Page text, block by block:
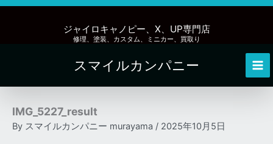
内
ッ
ジャイロキャノピー、X、UP専門店
修理、塗装、カスタム、ミニカー、買取り
スマイルカンパニー
IMG_5227_result
By スマイルカンパニー murayama / 2025年10月5日